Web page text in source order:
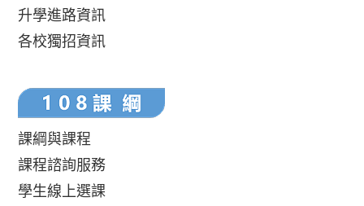
升學進路資訊
各校獨招資訊
課綱與課程
課程諮詢服務
學生線上選課